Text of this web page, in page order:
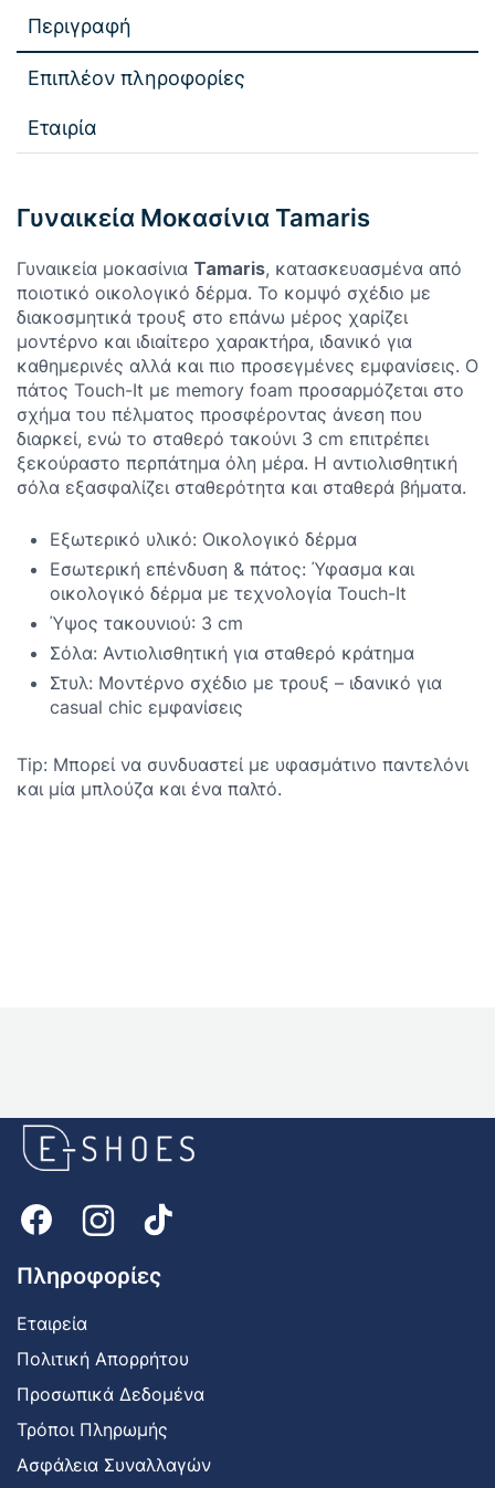
Περιγραφή
Επιπλέον πληροφορίες
Εταιρία
Γυναικεία Μοκασίνια Tamaris
Γυναικεία μοκασίνια Tamaris, κατασκευασμένα από
ποιοτικό οικολογικό δέρμα. Το κομψό σχέδιο με
διακοσμητικά τρουξ στο επάνω μέρος χαρίζει
μοντέρνο και ιδιαίτερο χαρακτήρα, ιδανικό για
καθημερινές αλλά και πιο προσεγμένες εμφανίσεις. Ο
πάτος Touch-It με memory foam προσαρμόζεται στο
σχήμα του πέλματος προσφέροντας άνεση που
διαρκεί, ενώ το σταθερό τακούνι 3 cm επιτρέπει
ξεκούραστο περπάτημα όλη μέρα. Η αντιολισθητική
σόλα εξασφαλίζει σταθερότητα και σταθερά βήματα.
Εξωτερικό υλικό: Οικολογικό δέρμα
Εσωτερική επένδυση & πάτος: Ύφασμα και
οικολογικό δέρμα με τεχνολογία Touch-It
Ύψος τακουνιού: 3 cm
Σόλα: Αντιολισθητική για σταθερό κράτημα
Στυλ: Μοντέρνο σχέδιο με τρουξ – ιδανικό για
casual chic εμφανίσεις
Tip: Μπορεί να συνδυαστεί με υφασμάτινο παντελόνι
και μία μπλούζα και ένα παλτό.
Πληροφορίες
Εταιρεία
Πολιτική Απορρήτου
Προσωπικά Δεδομένα
Τρόποι Πληρωμής
Ασφάλεια Συναλλαγών